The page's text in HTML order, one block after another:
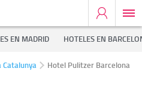
EN MADRID HOTELES EN
Catalunya Hotel Pulitzer Barcelona